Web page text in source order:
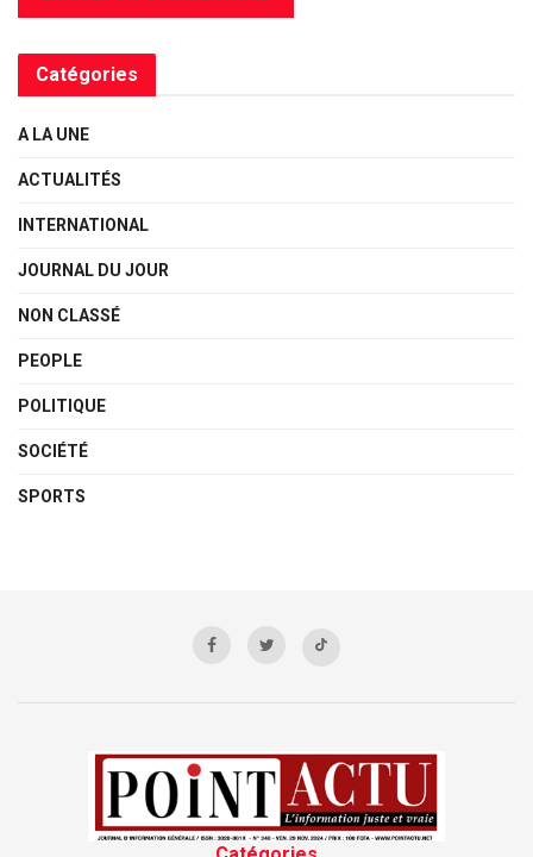
Catégories
A LA UNE
ACTUALITÉS
INTERNATIONAL
JOURNAL DU JOUR
NON CLASSÉ
PEOPLE
POLITIQUE
SOCIÉTÉ
SPORTS